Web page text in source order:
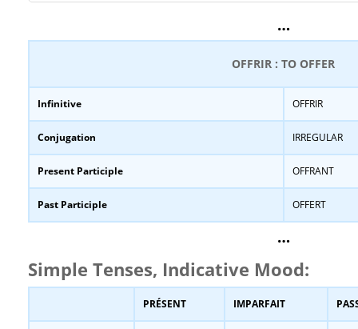
…
OFFRIR : TO OFFER
Infinitive OFFRIR
Conjugation IRREGULAR
Present Participle OFFRANT
Past Participle OFFERT
…
Simple Tenses, Indicative Mood:
PRÉSENT IMPARFAIT